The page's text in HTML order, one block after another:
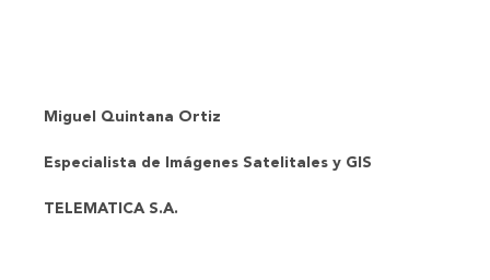
Miguel Quintana Ortiz
Especialista de Imágenes Satelitales y GIS
TELEMATICA S.A.